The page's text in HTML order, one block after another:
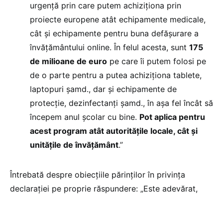
urgență prin care putem achiziționa prin
proiecte europene atât echipamente medicale,
cât și echipamente pentru buna defășurare a
învățământului online. În felul acesta, sunt 175
de milioane de euro pe care îi putem folosi pe
de o parte pentru a putea achiziționa tablete,
laptopuri șamd., dar și echipamente de
protecție, dezinfectanți șamd., în așa fel încât să
începem anul școlar cu bine. Pot aplica pentru
acest program atât autoritățile locale, cât și
unitățile de învățământ.”
Întrebată despre obiecțiile părinților în privința
declarației pe proprie răspundere: „Este adevărat,